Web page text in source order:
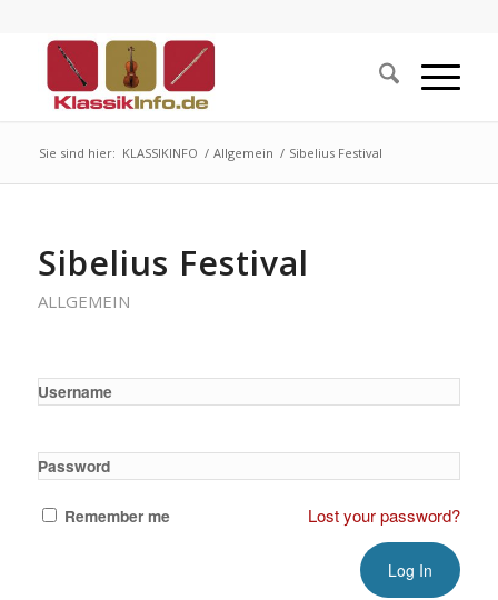
Sie sind hier: KLASSIKINFO / Allgemein / Sibelius Festival
Sibelius Festival
ALLGEMEIN
Username
Password
Remember me Lost your password?